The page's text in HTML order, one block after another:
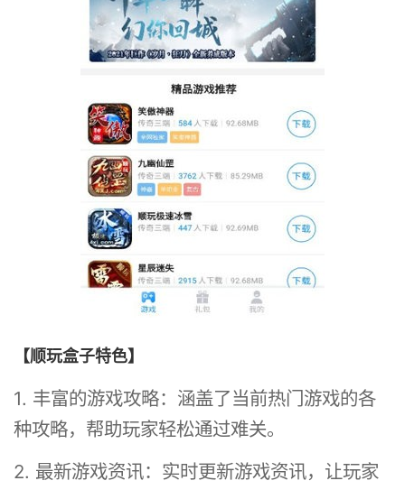
【顺玩盒子特色】
1. 丰富的游戏攻略：涵盖了当前热门游戏的各
种攻略，帮助玩家轻松通过难关。
2. 最新游戏资讯：实时更新游戏资讯，让玩家